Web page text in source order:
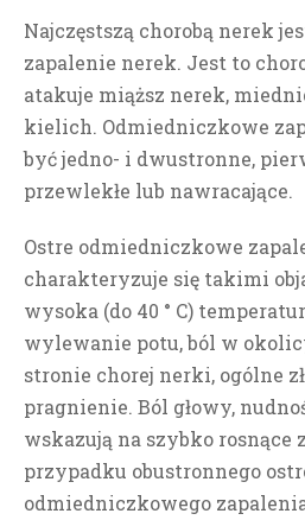
Najczęstszą chorobą nerek
zapalenie nerek. Jest to
atakuje miąższ nerek,
kielich. Odmiedniczkowe
być jedno- i dwustronne,
przewlekłe lub nawracające.
Ostre odmiedniczkowe
charakteryzuje się takimi
wysoka (do 40 ° C)
wylewanie potu, ból w
stronie chorej nerki, ogólne
pragnienie. Ból głowy,
wskazują na szybko rosnące
przypadku obustronnego
odmiedniczkowego